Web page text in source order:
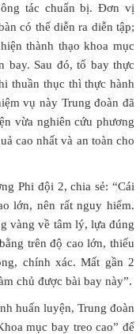
tác chuẩn bị. Đơn vị
có thể diễn ra diễn tập;
thành thạo khoa mục
bay. Sau đó, tổ bay thực
thuần thục thì thực hành
vụ này Trung đoàn đã
vừa nghiên cứu phương
cao nhất và an toàn cho
Phi đội 2, chia sẻ: “Cái
lớn, nên rất nguy hiểm.
vàng về tâm lý, lựa đúng
trên độ cao lớn, thiếu
chính xác. Mất gần 2
chủ được bài bay này”.
huấn luyện, Trung đoàn
mục bay treo cao” để